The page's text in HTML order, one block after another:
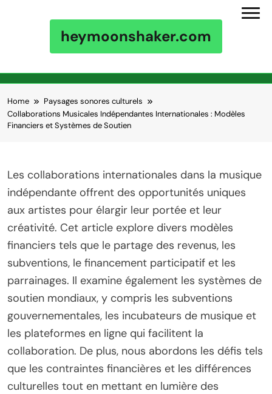
heymoonshaker.com
Home
Paysages sonores culturels
Collaborations Musicales Indépendantes Internationales : Modèles
Financiers et Systèmes de Soutien
Les collaborations internationales dans la musique
indépendante offrent des opportunités uniques
aux artistes pour élargir leur portée et leur
créativité. Cet article explore divers modèles
financiers tels que le partage des revenus, les
subventions, le financement participatif et les
parrainages. Il examine également les systèmes de
soutien mondiaux, y compris les subventions
gouvernementales, les incubateurs de musique et
les plateformes en ligne qui facilitent la
collaboration. De plus, nous abordons les défis tels
que les contraintes financières et les différences
culturelles tout en mettant en lumière des